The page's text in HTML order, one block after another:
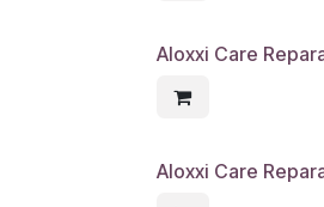
Aloxxi Care
Aloxxi Care